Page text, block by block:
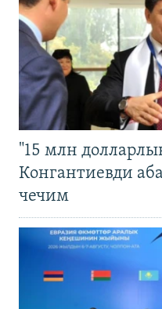
"15 млн
Конгантиевди
чечим